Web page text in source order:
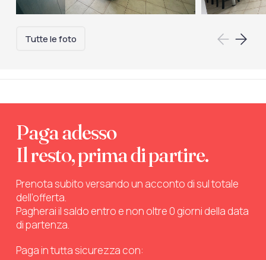
Tutte le foto
Paga adesso
Il resto, prima di partire.
Prenota subito versando un acconto di sul totale
dell’offerta.
Pagherai il saldo entro e non oltre 0 giorni della data
di partenza.
Paga in tutta sicurezza con: